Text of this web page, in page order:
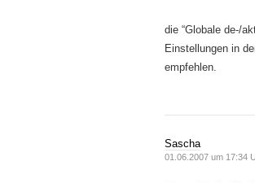
die “Globale de-/
Einstellungen in
empfehlen.
Sascha
01.06.2007 um 17:34